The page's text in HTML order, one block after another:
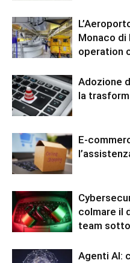
Monaco di
operation
Adozione
la
E-
colmare il
team
Agenti AI: